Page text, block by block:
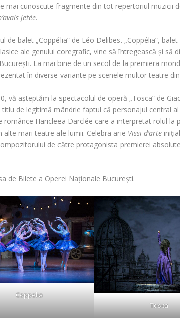
mai cunoscute fragmente din tot repertoriul muzicii
jetée.
balet „Coppélia” de Léo Delibes. „Coppélia”,
ale genului coregrafic, vine să întregească și să
La mai bine de un secol de la premiera
în diverse variante pe scenele multor teatre
vă așteptăm la spectacolul de operă „Tosca” de
de legitimă mândrie faptul că personajul central
Haricleea Darclée care a interpretat rolul la
mari teatre ale lumii. Celebra arie Vissi d’arte
de către protagonista premierei
de Bilete a Operei Naționale București.
Coppelia
Tosca